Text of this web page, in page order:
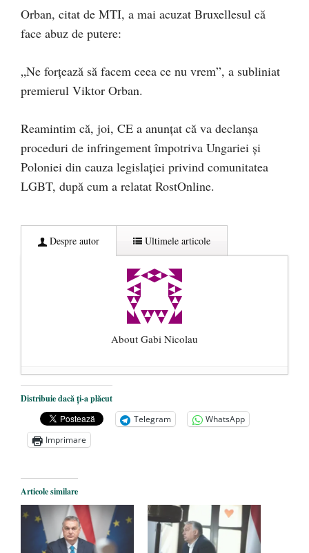
Orban, citat de MTI, a mai acuzat Bruxellesul că
face abuz de putere:
„Ne forţează să facem ceea ce nu vrem”, a subliniat
premierul Viktor Orban.
Reamintim că, joi, CE a anunțat că va declanșa
proceduri de infringement împotriva Ungariei și
Poloniei din cauza legislației privind comunitatea
LGBT, după cum a relatat RostOnline.
Despre autor Ultimele articole
About Gabi Nicolau
Mintea cea de pe urmă/ România solicită
CE amânarea închiderii termocentralelor
de cărbune. Burduja: Nu avem cu ce să le
înlocuim
electrică, din aprilie 2025?
2025
Profit.ro: Guvernul a avut un deficit uriaș
în februarie, cu sume mari pentru
Distribuie dacă ți-a plăcut
Telegram
WhatsApp
Imprimare
Articole similare